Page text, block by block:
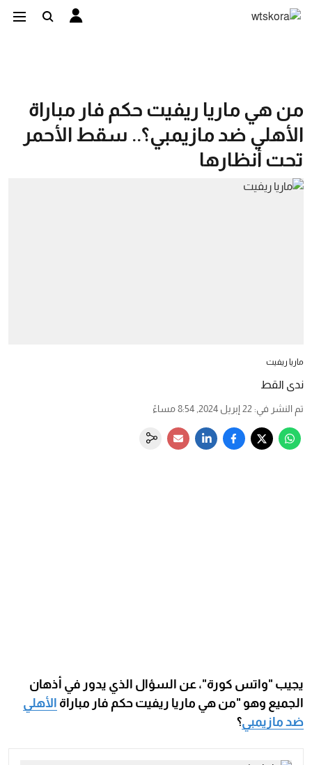
من هي ماريا ريفيت حكم فار مباراة
الأهلي ضد مازيمبي؟.. سقط الأحمر
تحت أنظارها
ماريا ريفيت
ندى القط
تم النشر في: 22 إبريل 2024, 8:54 مساءً
يجيب "واتس كورة"، عن السؤال الذي يدور في أذهان
الجميع وهو "من هي ماريا ريفيت حكم فار مباراة الأهلي
ضد مازيمبي؟